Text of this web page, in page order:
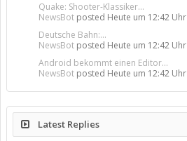
Quake: Shooter-Klassiker...
NewsBot posted Heute um 12:42 Uhr
Deutsche Bahn:...
NewsBot posted Heute um 12:42 Uhr
Android bekommt einen Editor...
NewsBot posted Heute um 12:42 Uhr
Latest Replies